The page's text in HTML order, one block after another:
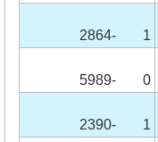
2864- 1
5989- 0
2390- 1